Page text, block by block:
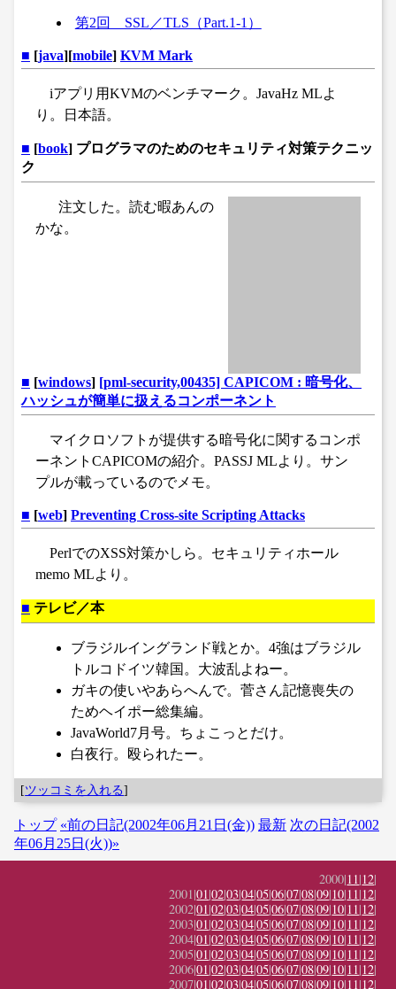
第2回 SSL／TLS（Part.1-1）
■ [java][mobile] KVM Mark
iアプリ用KVMのベンチマーク。JavaHz MLよ
り。日本語。
■ [book] プログラマのためのセキュリティ対策テクニッ
ク
注文した。読む暇あんの
かな。
■ [windows] [pml-security,00435] CAPICOM : 暗号化、
ハッシュが簡単に扱えるコンポーネント
マイクロソフトが提供する暗号化に関するコンポ
ーネントCAPICOMの紹介。PASSJ MLより。サン
プルが載っているのでメモ。
■ [web] Preventing Cross-site Scripting Attacks
PerlでのXSS対策かしら。セキュリティホール
memo MLより。
■ テレビ／本
ブラジルイングランド戦とか。4強はブラジル
トルコドイツ韓国。大波乱よねー。
ガキの使いやあらへんで。菅さん記憶喪失の
ためヘイポー総集編。
JavaWorld7月号。ちょこっとだけ。
白夜行。殴られたー。
[ツッコミを入れる]
トップ «前の日記(2002年06月21日(金)) 最新 次の日記(2002
年06月25日(火))»
2000|11|12|
2001|01|02|03|04|05|06|07|08|09|10|11|12|
2002|01|02|03|04|05|06|07|08|09|10|11|12|
2003|01|02|03|04|05|06|07|08|09|10|11|12|
2004|01|02|03|04|05|06|07|08|09|10|11|12|
2005|01|02|03|04|05|06|07|08|09|10|11|12|
2006|01|02|03|04|05|06|07|08|09|10|11|12|
2007|01|02|03|04|05|06|07|08|09|10|11|12|